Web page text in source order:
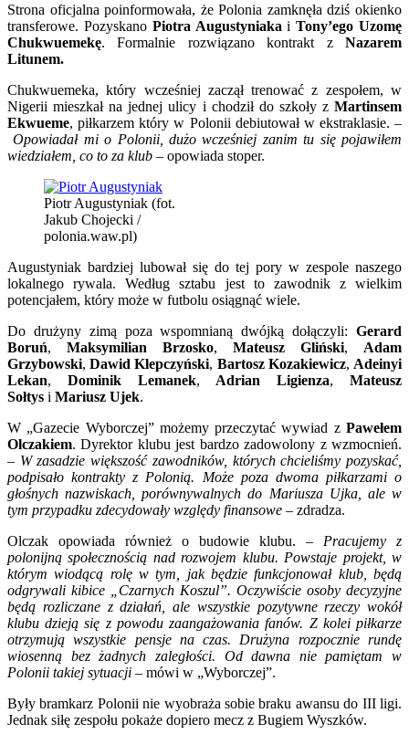
o
z
Strona oficjalna poinformowała, że Polonia zamknęła dziś okienko
transferowe. Pozyskano Piotra Augustyniaka iTony’ego Uzomę
Chukwuemekę. Formalnie rozwiązano kontrakt zNazarem
Litunem.
Chukwuemeka, który wcześniej zaczął trenować z zespołem, w
Nigerii mieszkał na jednej ulicy i chodził do szkoły z Martinsem
Ekwueme, piłkarzem który w Polonii debiutował w ekstraklasie. –
Opowiadał mi o Polonii, dużo wcześniej zanim tu się pojawiłem
wiedziałem, co to za klub – opowiada stoper.
Piotr Augustyniak (fot.
Jakub Chojecki /
polonia.waw.pl)
Augustyniak bardziej lubował się do tej pory w zespole naszego
lokalnego rywala. Według sztabu jest to zawodnik z wielkim
potencjałem, który może w futbolu osiągnąć wiele.
Do drużyny zimą poza wspomnianą dwójką dołączyli: Gerard
Boruń, Maksymilian Brzosko, Mateusz Gliński, Adam
Grzybowski,Dawid Klepczyński, Bartosz Kozakiewicz, Adeinyi
Lekan, Dominik Lemanek, Adrian Ligienza,Mateusz
Sołtys i Mariusz Ujek.
W „Gazecie Wyborczej” możemy przeczytać wywiad z Pawełem
Olczakiem. Dyrektor klubu jest bardzo zadowolony z wzmocnień.
– W zasadzie większość zawodników, których chcieliśmy pozyskać,
podpisało kontrakty z Polonią. Może poza dwoma piłkarzami o
głośnych nazwiskach, porównywalnych do Mariusza Ujka, ale w
tym przypadku zdecydowały względy finansowe – zdradza.
Olczak opowiada również o budowie klubu. – Pracujemy z
polonijną społecznością nad rozwojem klubu. Powstaje projekt, w
którym wiodącą rolę w tym, jak będzie funkcjonował klub, będą
odgrywali kibice „Czarnych Koszul”. Oczywiście osoby decyzyjne
będą rozliczane z działań, ale wszystkie pozytywne rzeczy wokół
klubu dzieją się z powodu zaangażowania fanów. Z kolei piłkarze
otrzymują wszystkie pensje na czas. Drużyna rozpocznie rundę
wiosenną bez żadnych zaległości. Od dawna nie pamiętam w
Polonii takiej sytuacji – mówi w „Wyborczej”.
Były bramkarz Polonii nie wyobraża sobie braku awansu do III ligi.
Jednak siłę zespołu pokaże dopiero mecz z Bugiem Wyszków.